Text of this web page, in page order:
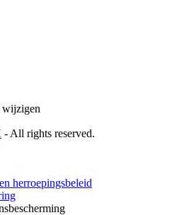
wijzigen
- All rights reserved.
herroepingsbeleid